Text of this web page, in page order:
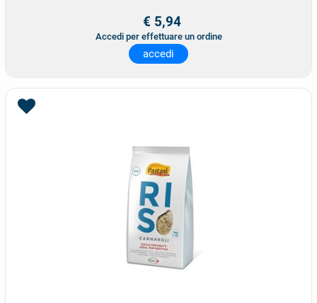
€ 5,94
Accedi per effettuare un ordine
accedi